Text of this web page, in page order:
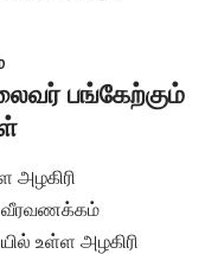
பங்கேற்கும்
அழகிரி
வீரவணக்கம்
உள்ள அழகிரி